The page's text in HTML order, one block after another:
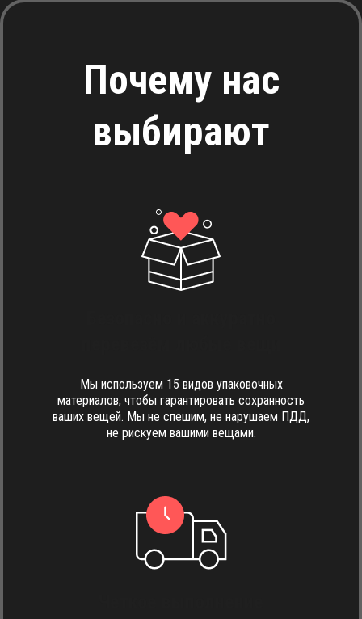
Почему нас
выбирают
Мы используем 15 видов упаковочных
материалов, чтобы гарантировать сохранность
ваших вещей. Мы не спешим, не нарушаем ПДД,
не рискуем вашими вещами.